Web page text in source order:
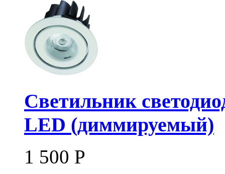
Светильник
LED (диммируемый)
1 500 Р